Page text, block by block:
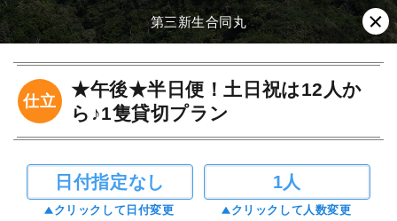
第三新生合同丸
仕立
★午後★半日便！土日祝は12人か
ら♪1隻貸切プラン
日付指定なし
クリックして日付変更
1人
クリックして人数変更